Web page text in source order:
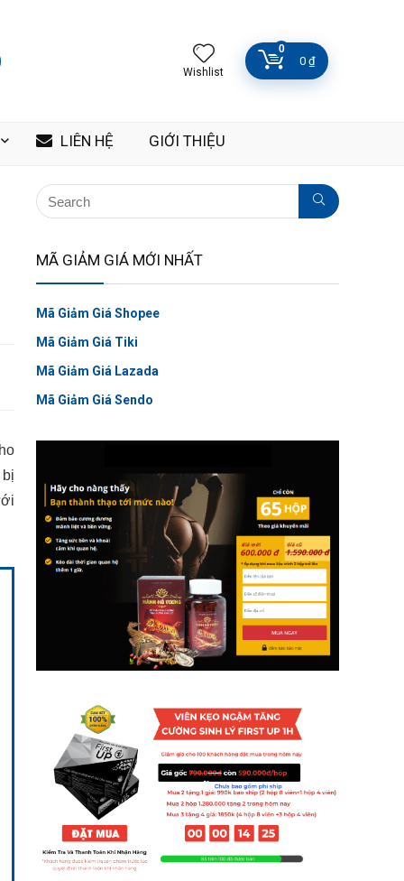
Wishlist
0
0 ₫
LIÊN HỆ GIỚI THIỆU
MÃ GIẢM GIÁ MỚI NHẤT
Mã Giảm Giá Shopee
Mã Giảm Giá Tiki
Mã Giảm Giá Lazada
Mã Giảm Giá Sendo